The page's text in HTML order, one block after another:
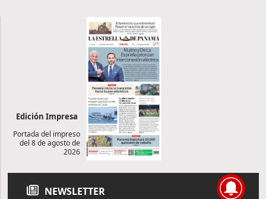
Edición Impresa
Portada del impreso
del 8 de agosto de
2026
NEWSLETTER